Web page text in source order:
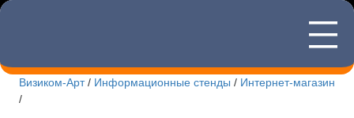
—
—
—
Новости Визиком-арт
Визиком-Арт/ Информационные стенды / Интернет-магазин
/